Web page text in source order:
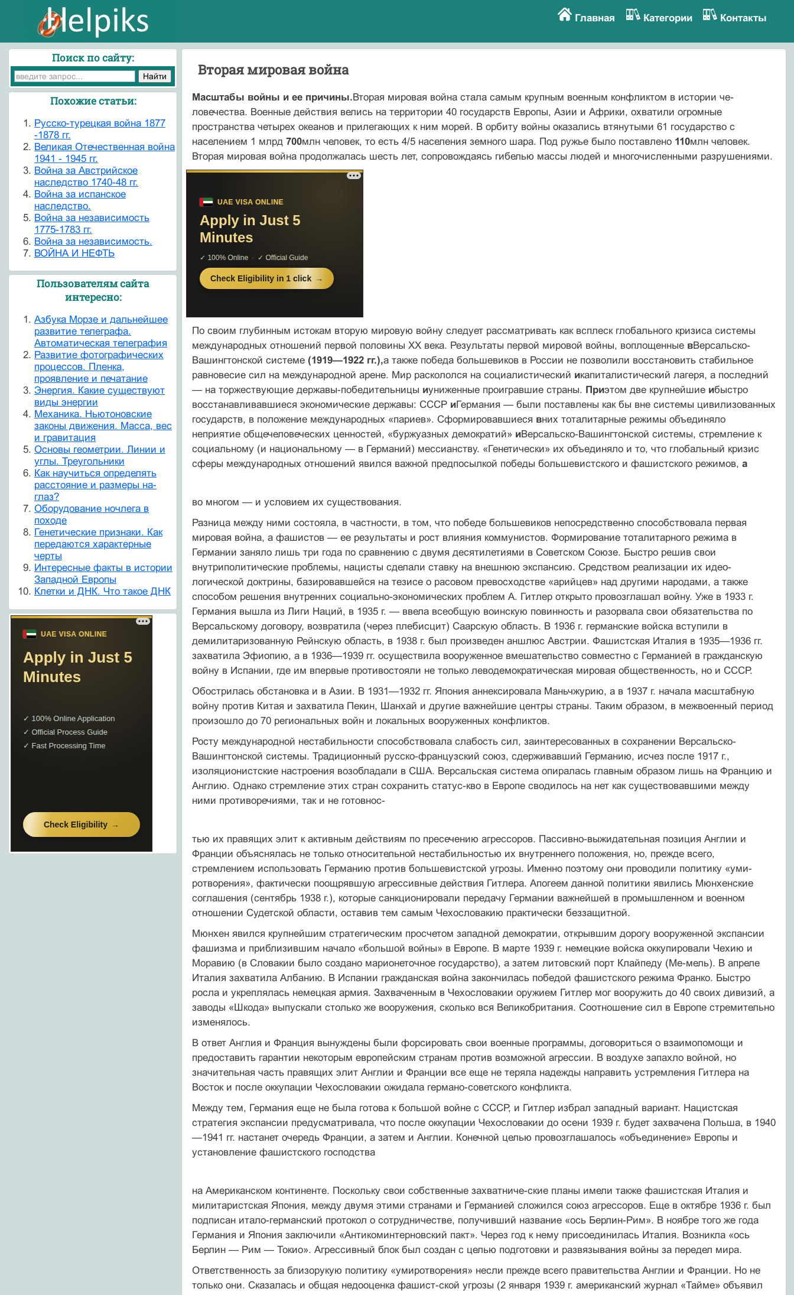
Главная Категории Контакты
Вторая мировая война
Масштабы войны и ее причины.Вторая мировая война стала самым крупным военным конфликтом в истории че­
ловечества. Военные действия велись на территории 40 государств Европы, Азии и Африки, охватили огромные
пространства четырех океанов и прилегающих к ним мо­рей. В орбиту войны оказались втянутыми 61 государство с
населением 1 млрд 700млн человек, то есть 4/5 населе­ния земного шара. Под ружье было поставлено 110млн человек.
Вторая мировая война продолжалась шесть лет, сопровождаясь гибелью массы людей и многочисленными разрушениями.
По своим глубинным истокам вторую мировую войну следует рассматривать как всплеск глобального кризиса системы
международных отношений первой половины XX века. Результаты первой мировой войны, воплощенные вВерсальско-
Вашингтонской системе (1919—1922 гг.),а так­же победа большевиков в России не позволили восстано­вить стабильное
равновесие сил на международной арене. Мир раскололся на социалистический икапиталистичес­кий лагеря, а последний
— на торжествующие державы-победительницы иуниженные проигравшие страны. Приэтом две крупнейшие ибыстро
восстанавливавшиеся эко­номические державы: СССР иГермания — были поставле­ны как бы вне системы цивилизованных
государств, в по­ложение международных «париев». Сформировавшиеся вних тоталитарные режимы объединяло
неприятие обще­человеческих ценностей, «буржуазных демократий» иВер­сальско-Вашингтонской системы, стремление к
социаль­ному (и национальному — в Германий) мессианству. «Гене­тически» их объединяло и то, что глобальный кризис
сфе­ры международных отношений явился важной предпосыл­кой победы большевистского и фашистского режимов, а
во многом — и условием их существования.
Разница между ними состояла, в частности, в том, что победе большевиков непосредственно способствовала пер­вая
мировая война, а фашистов — ее результаты и рост влияния коммунистов. Формирование тоталитарного режи­ма в
Германии заняло лишь три года по сравнению с двумя десятилетиями в Советском Союзе. Быстро решив свои
внутриполитические проблемы, нацисты сделали ставку на внешнюю экспансию. Средством реализации их идео­
логической доктрины, базировавшейся на тезисе о расо­вом превосходстве «арийцев» над другими народами, а также
способом решения внутренних социально-эконо­мических проблем А. Гитлер открыто провозглашал вой­ну. Уже в 1933 г.
Германия вышла из Лиги Наций, в 1935 г. — ввела всеобщую воинскую повинность и разор­вала свои обязательства по
Версальскому договору, воз­вратила (через плебисцит) Саарскую область. В 1936 г. германские войска вступили в
демилитаризованную Рей­нскую область, в 1938 г. был произведен аншлюс Авст­рии. Фашистская Италия в 1935—1936 гг.
захватила Эфиопию, а в 1936—1939 гг. осуществила вооруженное вмешательство совместно с Германией в гражданскую
вой­ну в Испании, где им впервые противостояли не только леводемократическая мировая общественность, но и СССР.
Обострилась обстановка и в Азии. В 1931—1932 гг. Япо­ния аннексировала Маньчжурию, а в 1937 г. начала масш­табную
войну против Китая и захватила Пекин, Шанхай и другие важнейшие центры страны. Таким образом, в меж­военный период
произошло до 70 региональных войн и ло­кальных вооруженных конфликтов.
Росту международной нестабильности способствовала слабость сил, заинтересованных в сохранении Версальско-
Вашингтонской системы. Традиционный русско-французс­кий союз, сдерживавший Германию, исчез после 1917 г.,
изоляционистские настроения возобладали в США. Вер­сальская система опиралась главным образом лишь на Францию и
Англию. Однако стремление этих стран сохра­нить статус-кво в Европе сводилось на нет как существо­вавшими между
ними противоречиями, так и не готовнос-
тью их правящих элит к активным действиям по пресече­нию агрессоров. Пассивно-выжидательная позиция Анг­лии и
Франции объяснялась не только относительной не­стабильностью их внутреннего положения, но, прежде всего,
стремлением использовать Германию против большевистс­кой угрозы. Именно поэтому они проводили политику «уми­
ротворения», фактически поощрявшую агрессивные дей­ствия Гитлера. Апогеем данной политики явились Мюн­хенские
соглашения (сентябрь 1938 г.), которые санкцио­нировали передачу Германии важнейшей в промышлен­ном и военном
отношении Судетской области, оставив тем самым Чехословакию практически беззащитной.
Мюнхен явился крупнейшим стратегическим просчетом западной демократии, открывшим дорогу вооруженной эк­спансии
фашизма и приблизившим начало «большой вой­ны» в Европе. В марте 1939 г. немецкие войска оккупиро­вали Чехию и
Моравию (в Словакии было создано марионе­точное государство), а затем литовский порт Клайпеду (Ме-мель). В апреле
Италия захватила Албанию. В Испании гражданская война закончилась победой фашистского ре­жима Франко. Быстро
росла и укреплялась немецкая ар­мия. Захваченным в Чехословакии оружием Гитлер мог вооружить до 40 своих дивизий, а
заводы «Шкода» выпус­кали столько же вооружения, сколько вся Великобрита­ния. Соотношение сил в Европе стремительно
изменялось.
В ответ Англия и Франция вынуждены были форсиро­вать свои военные программы, договориться о взаимопомо­щи и
предоставить гарантии некоторым европейским стра­нам против возможной агрессии. В воздухе запахло войной, но
значительная часть правящих элит Англии и Франции все еще не теряла надежды направить устремления Гитле­ра на
Восток и после оккупации Чехословакии ожидала германо-советского конфликта.
Между тем, Германия еще не была готова к большой войне с СССР, и Гитлер избрал западный вариант. Нацис­тская
стратегия экспансии предусматривала, что после оккупации Чехословакии до осени 1939 г. будет захвачена Польша, в 1940
—1941 гг. настанет очередь Франции, а затем и Англии. Конечной целью провозглашалось «объе­динение» Европы и
установление фашистского господства
на Американском континенте. Поскольку свои собствен­ные захватниче-ские планы имели также фашистская Ита­лия и
милитаристская Япония, между двумя этими стра­нами и Германией сложился союз агрессоров. Еще в ок­тябре 1936 г. был
подписан итало-германский протокол о сотрудничестве, получивший название «ось Берлин-Рим». В ноябре того же года
Германия и Япония заключили «Антикоминтерновский пакт». Через год к нему присое­динилась Италия. Возникла «ось
Берлин — Рим — Токио». Агрессивный блок был создан с целью подготовки и развя­зывания войны за передел мира.
Ответственность за близорукую политику «умиротворе­ния» несли прежде всего правительства Англии и Фран­ции. Но не
только они. Сказалась и общая недооценка фашист-ской угрозы (2 января 1939 г. американский жур­нал «Тайме» объявил
Поиск по сайту:
Похожие статьи:
Pусскo-турецкая война 1877
-1878 гг.
Великая Отечественная война
1941 - 1945 гг.
Война за Австрийское
наследство 1740-48 гг.
Война за испанское
наследство.
Война за независимость
1775-1783 гг.
Война за независимость.
ВОЙНА И НЕФТЬ
Пользователям сайта
интересно:
Азбука Морзе и дальнейшее
развитие телеграфа.
Автоматическая телеграфия
Развитие фотографических
процессов. Пленка,
проявление и печатание
Энергия. Какие существуют
виды энергии
Механика. Ньютоновские
законы движения. Масса, вес
и гравитация
Основы геометрии. Линии и
углы. Треугольники
Как научиться определять
расстояние и размеры на-
глаз?
Оборудование ночлега в
походе
Генетические признаки. Как
передаются характерные
черты
Интересные факты в истории
Западной Европы
Клетки и ДНК. Что такое ДНК